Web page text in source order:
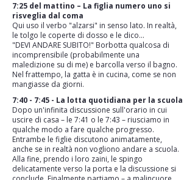
7:25 del mattino – La figlia numero uno si
risveglia dal coma
Qui uso il verbo "alzarsi" in senso lato. In realtà,
le tolgo le coperte di dosso e le dico...
"DEVI ANDARE SUBITO!" Borbotta qualcosa di
incomprensibile (probabilmente una
maledizione su di me) e barcolla verso il bagno.
Nel frattempo, la gatta è in cucina, come se non
mangiasse da giorni.
7:40 - 7:45 - La lotta quotidiana per la scuola
Dopo un'infinita discussione sull'orario in cui
uscire di casa – le 7:41 o le 7:43 – riusciamo in
qualche modo a fare qualche progresso.
Entrambe le figlie discutono animatamente,
anche se in realtà non vogliono andare a scuola.
Alla fine, prendo i loro zaini, le spingo
delicatamente verso la porta e la discussione si